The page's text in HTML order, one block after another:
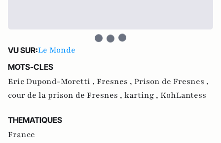
VU SUR:Le Monde
MOTS-CLES
Eric Dupond-Moretti , Fresnes , Prison de Fresnes ,
cour de la prison de Fresnes , karting , KohLantess
THEMATIQUES
France